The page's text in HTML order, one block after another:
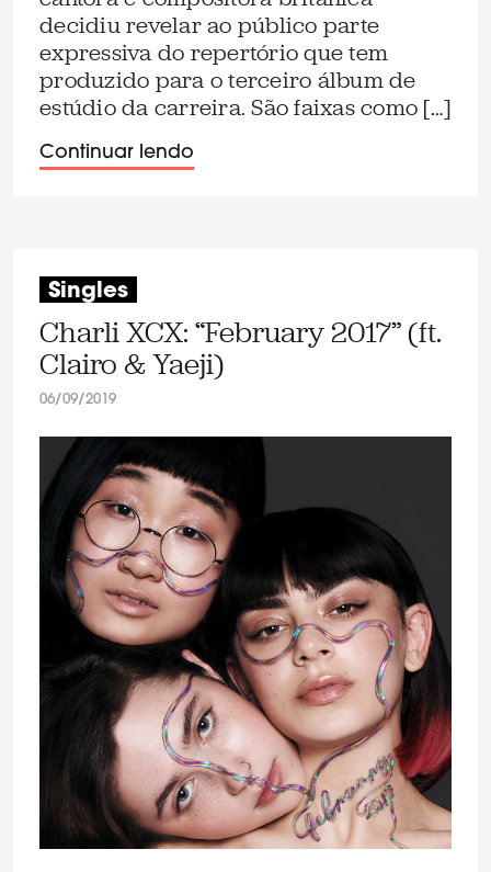
decidiu revelar ao público parte
expressiva do repertório que tem
produzido para o terceiro álbum de
estúdio da carreira. São faixas como […]
Continuar lendo
Singles
Charli XCX: “February 2017” (ft.
Clairo & Yaeji)
06/09/2019